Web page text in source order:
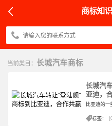
商标知
当前类目： 长城汽车商标
长城汽
亚迪，
标签：